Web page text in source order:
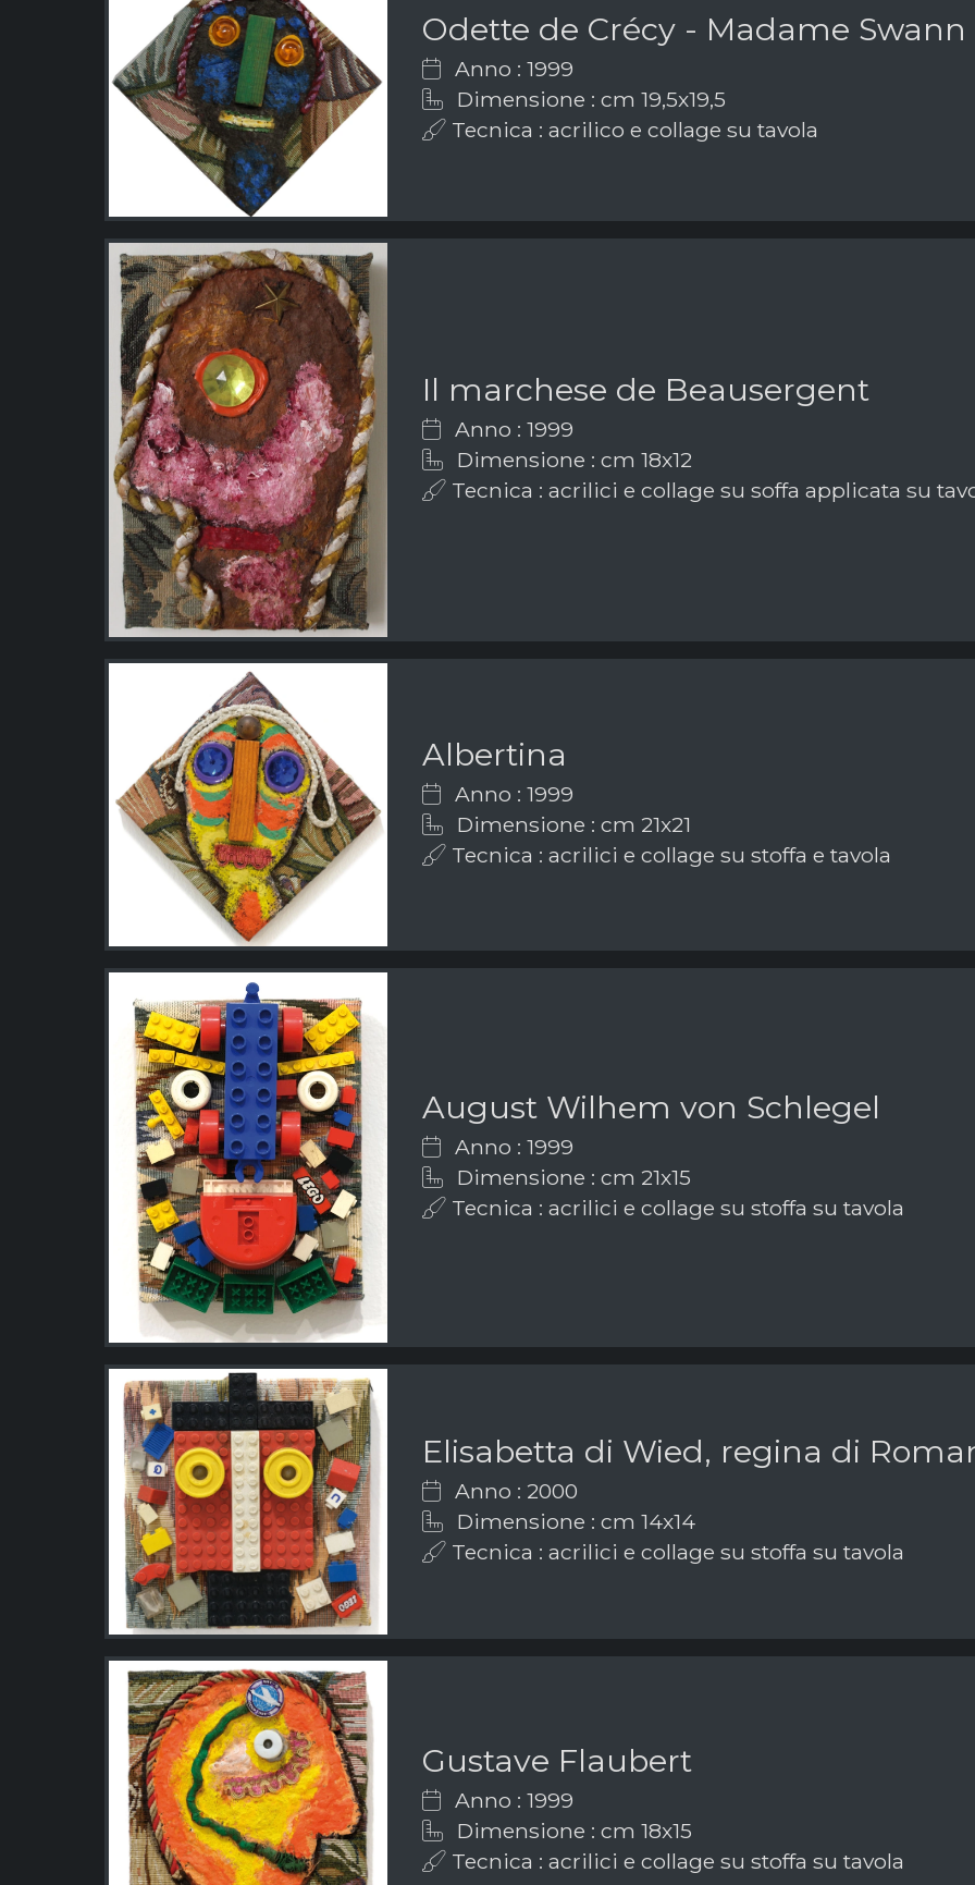
Odette de Crécy - Madame Swann
Anno : 1999
Dimensione : cm 19,5x19,5
Tecnica : acrilico e collage su tavola
Il marchese de Beausergent
Anno : 1999
Dimensione : cm 18x12
Tecnica : acrilici e collage su soffa applicata su
Albertina
Anno : 1999
Dimensione : cm 21x21
Tecnica : acrilici e collage su stoffa e tavola
August Wilhem von Schlegel
Anno : 1999
Dimensione : cm 21x15
Tecnica : acrilici e collage su stoffa su tavola
Elisabetta di Wied, regina di
Anno : 2000
Dimensione : cm 14x14
Tecnica : acrilici e collage su stoffa su tavola
Gustave Flaubert
Anno : 1999
Dimensione : cm 18x15
Tecnica : acrilici e collage su stoffa su tavola